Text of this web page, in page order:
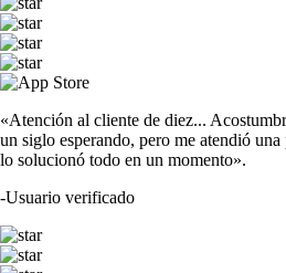
«Atención al cliente de diez...
un siglo esperando, pero me atendió
lo solucionó todo en un momento».
-Usuario verificado